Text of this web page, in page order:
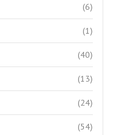
(6)
(1)
(40)
(13)
(24)
(54)